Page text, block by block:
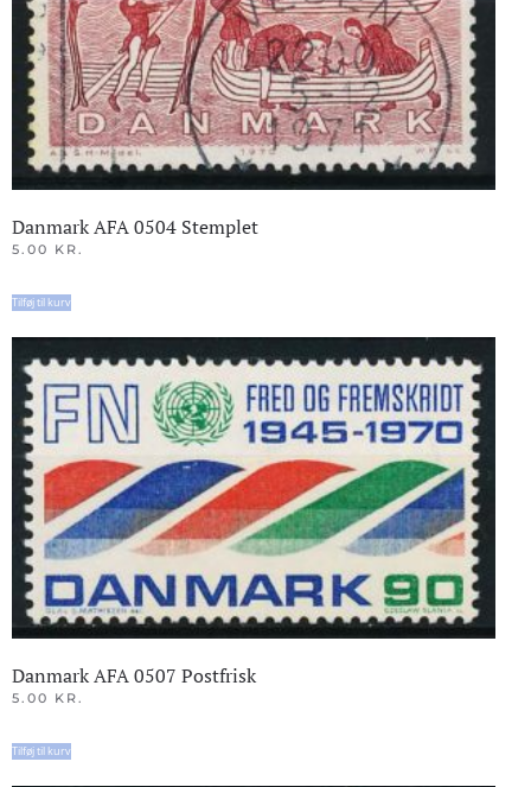
Danmark AFA 0504 Stemplet
5.00 KR.
Tilføj til kurv
Danmark AFA 0507 Postfrisk
5.00 KR.
Tilføj til kurv